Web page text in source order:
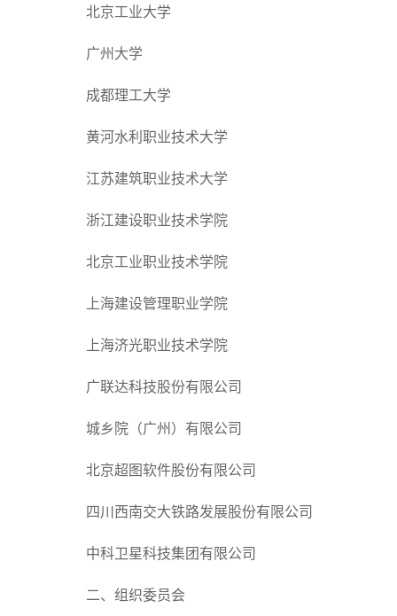
北京工业大学
广州大学
成都理工大学
黄河水利职业技术大学
江苏建筑职业技术大学
浙江建设职业技术学院
北京工业职业技术学院
上海建设管理职业学院
上海济光职业技术学院
广联达科技股份有限公司
城乡院（广州）有限公司
北京超图软件股份有限公司
四川西南交大铁路发展股份有限公司
中科卫星科技集团有限公司
二、组织委员会